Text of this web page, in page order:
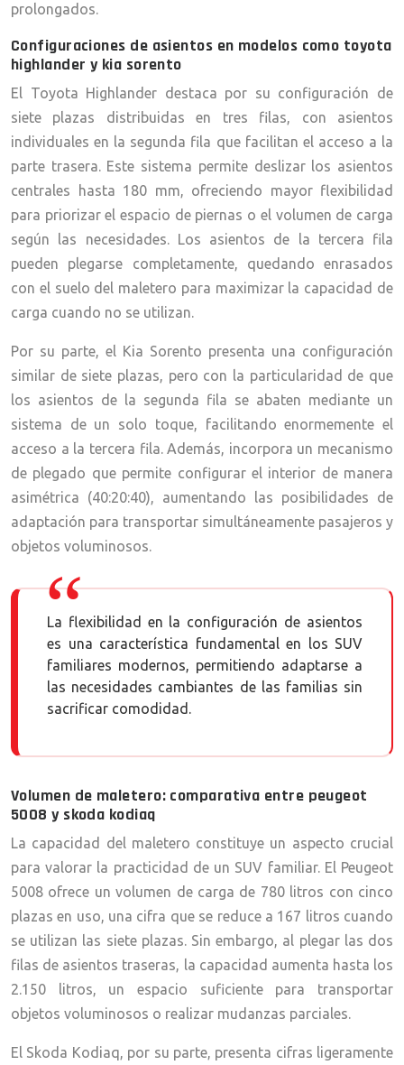
prolongados.
Configuraciones de asientos en modelos como toyota
highlander y kia sorento
El Toyota Highlander destaca por su configuración de
siete plazas distribuidas en tres filas, con asientos
individuales en la segunda fila que facilitan el acceso a la
parte trasera. Este sistema permite deslizar los asientos
centrales hasta 180 mm, ofreciendo mayor flexibilidad
para priorizar el espacio de piernas o el volumen de carga
según las necesidades. Los asientos de la tercera fila
pueden plegarse completamente, quedando enrasados
con el suelo del maletero para maximizar la capacidad de
carga cuando no se utilizan.
Por su parte, el Kia Sorento presenta una configuración
similar de siete plazas, pero con la particularidad de que
los asientos de la segunda fila se abaten mediante un
sistema de un solo toque, facilitando enormemente el
acceso a la tercera fila. Además, incorpora un mecanismo
de plegado que permite configurar el interior de manera
asimétrica (40:20:40), aumentando las posibilidades de
adaptación para transportar simultáneamente pasajeros y
objetos voluminosos.
La flexibilidad en la configuración de asientos
es una característica fundamental en los SUV
familiares modernos, permitiendo adaptarse a
las necesidades cambiantes de las familias sin
sacrificar comodidad.
Volumen de maletero: comparativa entre peugeot
5008 y skoda kodiaq
La capacidad del maletero constituye un aspecto crucial
para valorar la practicidad de un SUV familiar. El Peugeot
5008 ofrece un volumen de carga de 780 litros con cinco
plazas en uso, una cifra que se reduce a 167 litros cuando
se utilizan las siete plazas. Sin embargo, al plegar las dos
filas de asientos traseras, la capacidad aumenta hasta los
2.150 litros, un espacio suficiente para transportar
objetos voluminosos o realizar mudanzas parciales.
El Skoda Kodiaq, por su parte, presenta cifras ligeramente